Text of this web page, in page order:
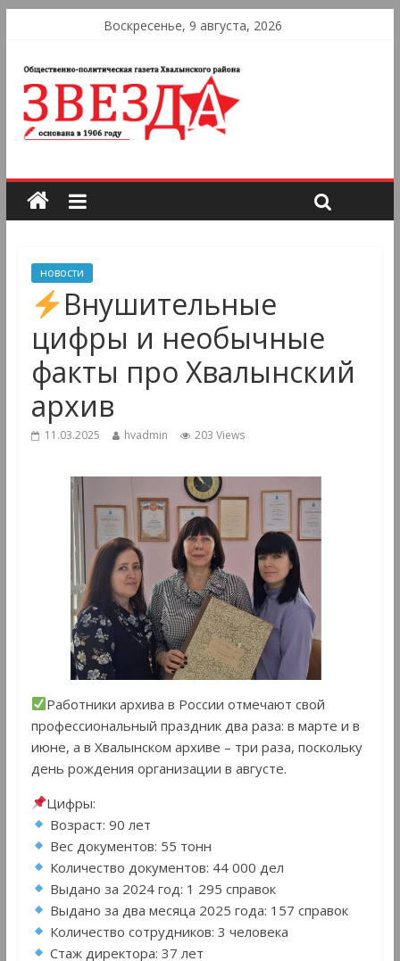
Воскресенье, 9 августа, 2026
новости
Внушительные
цифры и необычные
факты про Хвалынский
архив
11.03.2025 hvadmin 203 Views
Работники архива в России отмечают свой
профессиональный праздник два раза: в марте и в
июне, а в Хвалынском архиве – три раза, поскольку
день рождения организации в августе.
Цифры:
Возраст: 90 лет
Вес документов: 55 тонн
Количество документов: 44 000 дел
Выдано за 2024 год: 1 295 справок
Выдано за два месяца 2025 года: 157 справок
Количество сотрудников: 3 человека
Стаж директора: 37 лет